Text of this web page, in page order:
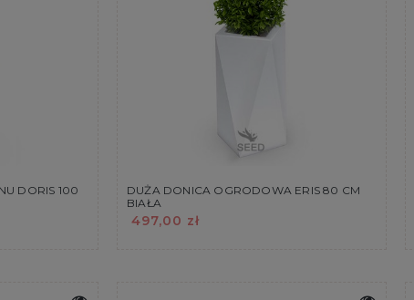
DORIS 100
DUŻA DONICA OGRODOWA ERIS 80 CM
BIAŁA
497,00 zł